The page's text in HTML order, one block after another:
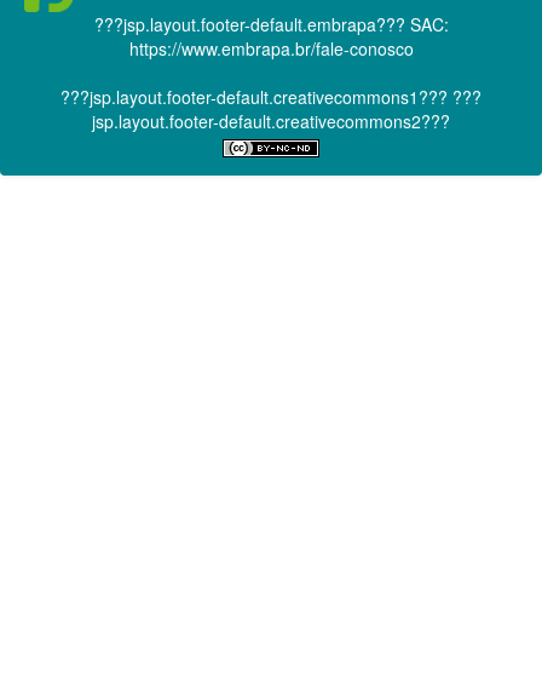
???jsp.layout.footer-default.embrapa??? SAC:
https://www.embrapa.br/fale-conosco
???jsp.layout.footer-default.creativecommons1??? ???
jsp.layout.footer-default.creativecommons2???